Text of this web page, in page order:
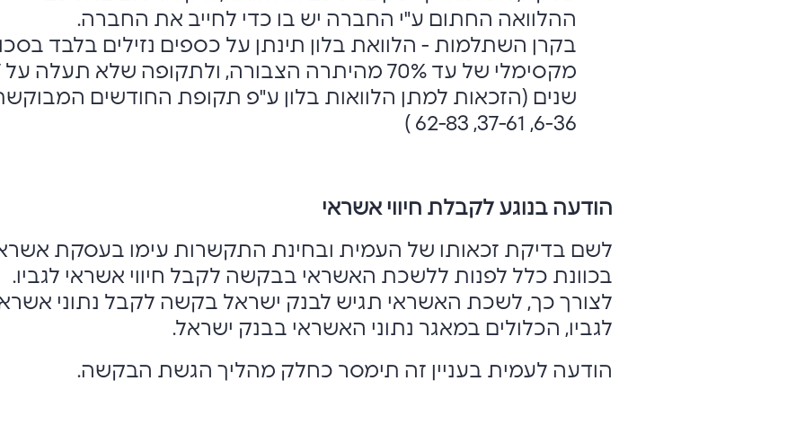
ההלוואה החתום ע"י החברה יש בו כדי לחייב את החברה.
בקרן השתלמות - הלוואת בלון תינתן על כספים נזילים בלבד
שנים (הזכאות למתן הלוואות בלון ע"פ תקופת החודשים
6-36, 37-61, 62-83 )
הודעה בנוגע לקבלת חיווי אשראי
לשם בדיקת זכאותו של העמית ובחינת התקשרות עימו בעסקת
בכוונת כלל לפנות ללשכת האשראי בבקשה לקבל חיווי אשראי לגביו.
לצורך כך, לשכת האשראי תגיש לבנק ישראל בקשה לקבל נתוני
לגביו, הכלולים במאגר נתוני האשראי בבנק ישראל.
הודעה לעמית בעניין זה תימסר כחלק מהליך הגשת הבקשה.